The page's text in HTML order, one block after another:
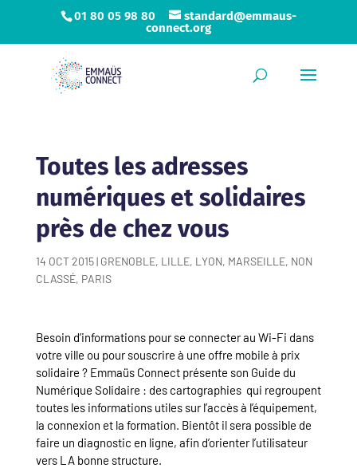
01 80 05 98 80
standard@emmaus-
connect.org
Toutes les adresses
numériques et solidaires
près de chez vous
14 OCT 2015| GRENOBLE, LILLE, LYON, MARSEILLE, NON
CLASSÉ, PARIS
Besoin d’informations pour se connecter au Wi-Fi dans
votre ville ou pour souscrire à une offre mobile à prix
solidaire ? Emmaüs Connect présente son Guide du
Numérique Solidaire : des cartographies qui regroupent
toutes les informations utiles sur l’accès à l’équipement,
la connexion et la formation. Bientôt il sera possible de
faire un diagnostic en ligne, afin d’orienter l’utilisateur
vers LA bonne structure.